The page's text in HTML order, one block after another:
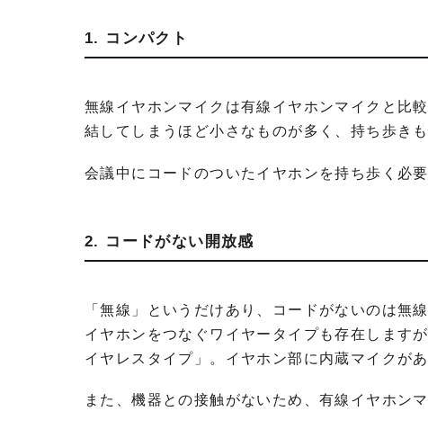
1. コンパクト
無線イヤホンマイクは有線イヤホンマイクと比
結してしまうほど小さなものが多く、持ち歩き
会議中にコードのついたイヤホンを持ち歩く必
2. コードがない開放感
「無線」というだけあり、コードがないのは無
イヤホンをつなぐワイヤータイプも存在します
イヤレスタイプ」。イヤホン部に内蔵マイクが
また、機器との接触がないため、有線イヤホン